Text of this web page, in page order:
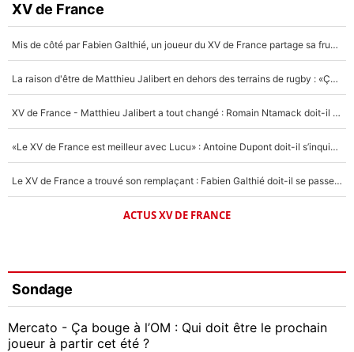
XV de France
Mis de côté par Fabien Galthié, un joueur du XV de France partage sa frustration : «ils ne me l’ont pas dit tout de suite»
La raison d'être de Matthieu Jalibert en dehors des terrains de rugby : «Ça m'atteint autant que si tu touches à un membre de ma famille»
XV de France - Matthieu Jalibert a tout changé : Romain Ntamack doit-il s’inquiéter pour sa place à un an de la Coupe du monde ?
«Le XV de France est meilleur avec Lucu» : Antoine Dupont doit-il s’inquiéter pour sa place ?
Le XV de France a trouvé son remplaçant : Fabien Galthié doit-il se passer d'Antoine Dupont ?
ACTUS XV DE FRANCE
Sondage
Mercato - Ça bouge à l’OM : Qui doit être le prochain
joueur à partir cet été ?